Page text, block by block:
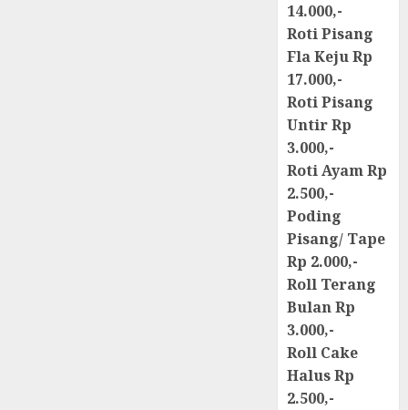
14.000,-
Roti Pisang
Fla Keju Rp
17.000,-
Roti Pisang
Untir Rp
3.000,-
Roti Ayam Rp
2.500,-
Poding
Pisang/ Tape
Rp 2.000,-
Roll Terang
Bulan Rp
3.000,-
Roll Cake
Halus Rp
2.500,-